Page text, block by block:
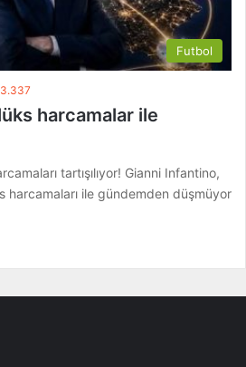
Futbol
3.337
harcamalar ile
tartışılıyor! Gianni Infantino,
harcamaları ile gündemden düşmüyor